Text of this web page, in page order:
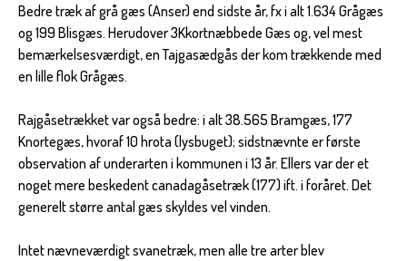
Bedre træk af grå gæs (Anser) end sidste år, fx i alt 1.634 Grågæs
og 199 Blisgæs. Herudover 3Kkortnæbbede Gæs og, vel mest
bemærkelsesværdigt, en Tajgasædgås der kom trækkende med
en lille flok Grågæs.
Rajgåsetrækket var også bedre: i alt 38.565 Bramgæs, 177
Knortegæs, hvoraf 10 hrota (lysbuget); sidstnævnte er første
observation af underarten i kommunen i 13 år. Ellers var der et
noget mere beskedent canadagåsetræk (177) ift. i foråret. Det
generelt større antal gæs skyldes vel vinden.
Intet nævneværdigt svanetræk, men alle tre arter blev